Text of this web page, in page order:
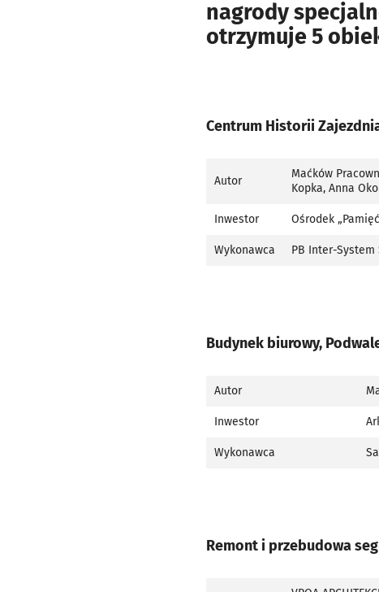
nagrody
otrzymuje 5
Centrum Historii
Autor
Maćków
Kopka, Anna
Inwestor Ośrodek
Wykonawca PB Inter-System
Budynek biurowy,
Autor
Inwestor
Wykonawca
Remont i przebudowa